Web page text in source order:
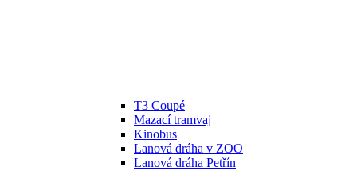
T3 Coupé
Mazací tramvaj
Kinobus
Lanová dráha v ZOO
Lanová dráha Petřín